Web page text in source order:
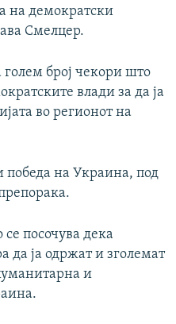
на демократски
Смелцер.
број чекори што
влади за да ја
во регионот на
победа на Украина, под
се посочува дека
да ја одржат и зголемат
и